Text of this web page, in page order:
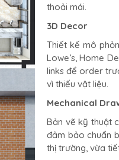
thoải mái.
3D Decor
Thiết kế mô
Lowe’s, Home
links để order
vì thiếu vật liệu.
Mechanical
Bản vẽ kỹ thuật
đảm bảo chuẩn
thị trường, vừa